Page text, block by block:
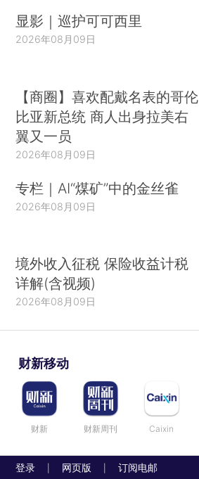
显影｜巡护可可西里
2026年08月09日
【商圈】喜欢配戴名表的哥伦
比亚新总统 商人出身拉美右
翼又一员
2026年08月09日
专栏｜AI“煤矿”中的金丝雀
2026年08月09日
境外收入征税 保险收益计税
详解(含视频)
2026年08月09日
财新移动
财新 财新周刊 Caixin
登录 网页版 订阅电邮